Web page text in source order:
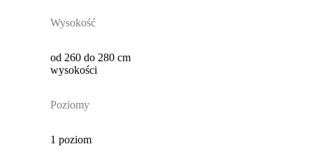
Wysokość
od 260 do 280 cm
wysokości
Poziomy
1 poziom